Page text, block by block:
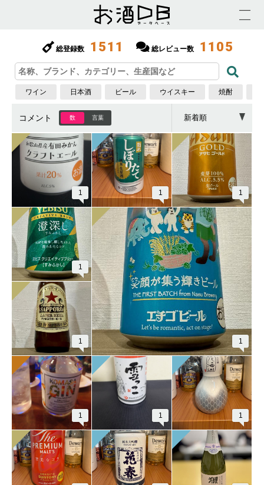
総登録数 1511 総レビュー数 1105
ワイン 日本酒 ビール ウイスキー 焼酎
コメント 数 言葉
1 1 1
1
1
1
1 1 1